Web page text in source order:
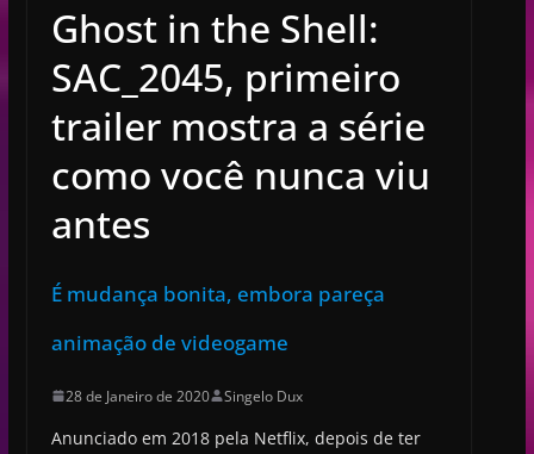
Ghost in the Shell:
SAC_2045, primeiro
trailer mostra a série
como você nunca viu
antes
É mudança bonita, embora pareça
animação de videogame
28 de Janeiro de 2020 Singelo Dux
Anunciado em 2018 pela Netflix, depois de ter